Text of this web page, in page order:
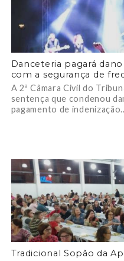
Danceteria pagará
com a segurança de
A 2ª Câmara Civil do
sentença que condenou
pagamento de
Tradicional Sopão da